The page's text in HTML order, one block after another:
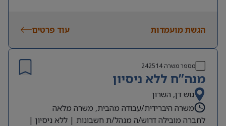
הגשת מועמדות
עוד פרטים
מספר משרה242514
מנה”ח ללא ניסיון
גוש דן, השרון
משרה היברידית/עבודה מהבית, משרה מלאה
לחברה מובילה דרוש/ה מנהל/ת חשבונות | ללא ניסיון |